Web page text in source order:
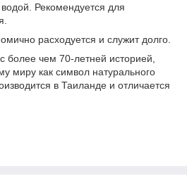
Рекомендуется для
расходуется и служит долго.
более чем 70-летней историей,
миру как символ натурального
в Таиланде и отличается